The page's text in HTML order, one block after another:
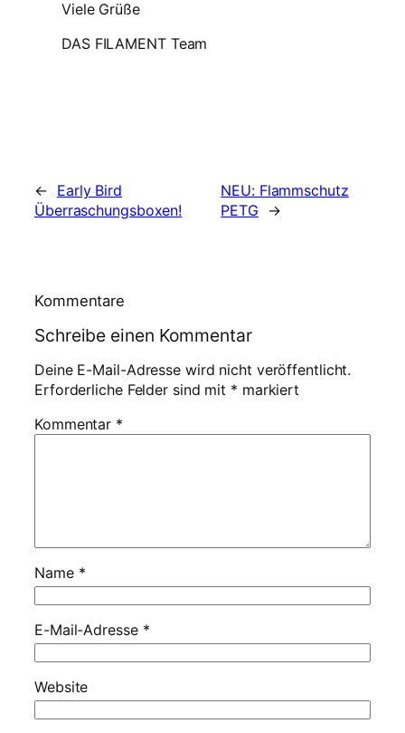
Viele Grüße
DAS FILAMENT Team
← Early Bird
Überraschungsboxen!
NEU: Flammschutz
PETG
→
Kommentare
Schreibe einen Kommentar
Deine E-Mail-Adresse wird nicht veröffentlicht.
Erforderliche Felder sind mit * markiert
Kommentar *
Name *
E-Mail-Adresse *
Website